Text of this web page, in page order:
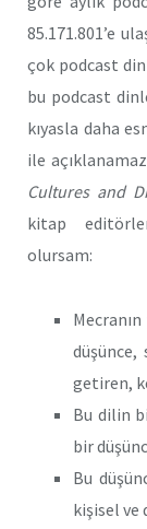
85.171.801’e
çok podcast
bu podcast
kıyasla daha
ile
Cultures and
kitap
olursam:
getiren,
Bu dilin
bir
Bu
kişisel ve